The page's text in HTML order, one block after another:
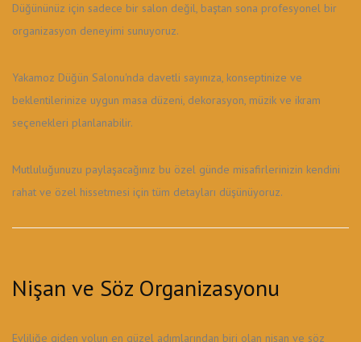
Düğününüz için sadece bir salon değil, baştan sona profesyonel bir
organizasyon deneyimi sunuyoruz.
Yakamoz Düğün Salonu'nda davetli sayınıza, konseptinize ve
beklentilerinize uygun masa düzeni, dekorasyon, müzik ve ikram
seçenekleri planlanabilir.
Mutluluğunuzu paylaşacağınız bu özel günde misafirlerinizin kendini
rahat ve özel hissetmesi için tüm detayları düşünüyoruz.
Nişan ve Söz Organizasyonu
Evliliğe giden yolun en güzel adımlarından biri olan nişan ve söz